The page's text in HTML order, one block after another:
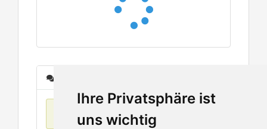
Ihre Privatsphäre ist
uns wichtig
Keine Einträge